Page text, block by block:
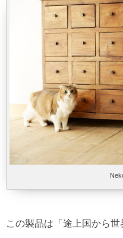
この製品は「途上国から